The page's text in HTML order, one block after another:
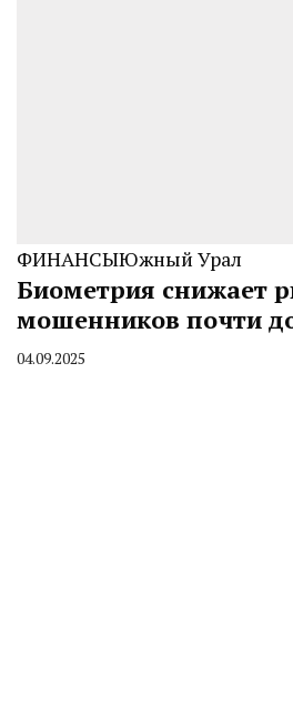
ФИНАНСЫЮжный Урал
Биометрия снижает
мошенников почти
By
04.09.2025